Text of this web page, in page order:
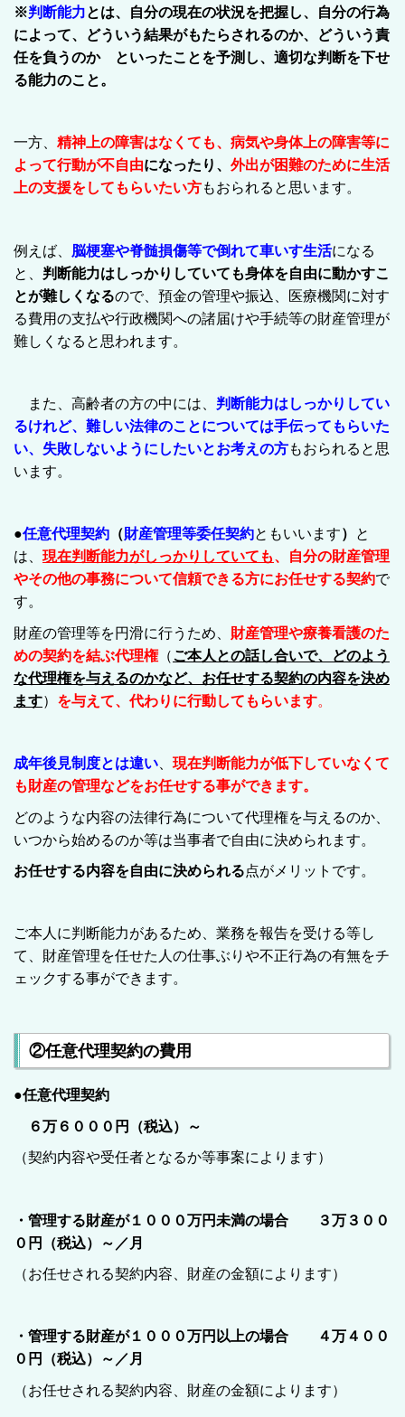
※判断能力とは、自分の現在の状況を把握し、自分の行為
によって、どういう結果がもたらされるのか、どういう責
任を負うのか といったことを予測し、適切な判断を下せ
る能力のこと。
一方、 精神上の障害はなくても、病気や身体上の障害等に
よって行動が不自由になったり、 外出が困難のために生活
上の支援をしてもらいたい方もおられる と思います。
例えば、 脳梗塞や脊髄損傷等で倒れて車いす生活になる
と、 判断能力はしっかりしていても身体を自由に動かすこ
とが難しくなるので、預金の管理や振込、医療機関に対す
る費用の支払や行政機関への諸届けや手続等の財産管理が
難しくなると思われます。
また、高齢者の方の中には、 判断能力はしっかりしてい
るけれど、難しい法律のことについては手伝ってもらいた
い、失敗しないようにしたいとお考えの方もおられると思
います。
●任意代理契約 （財産管理等委任契約ともいいます）
と
は
現在判断能力がしっかりしていても、自分の財産管理
やその他の事務について信頼できる方にお任せする契約で
す。
財産の管理等を円滑に行うため、 財産管理や療養看護のた
めの契約を結ぶ代理権（ご本人との話し合いで、どのよう
な代理権を与えるのかなど、お任せする契約の内容を決め
ます） を与えて、代わりに行動してもらいます。
成年後見制度とは違い
現在判断能力が低下していなくて
も財産の管理などをお任せする事ができます。
どのような内容の法律行為について代理権を与えるのか、
いつから始めるのか等は当事者で自由に決められます。
お任せする内容を自由に決められる点がメリットです。
ご本人に判断能力があるため、業務を報告を受ける等し
て、財産管理を任せた人の仕事ぶりや不正行為の有無をチ
ェックする事ができます。
②任意代理契約の費用
●任意代理契約
６万６０００円（税込） ～
（契約内容や受任者となるか等事案によります）
・管理する財産が１０００万円未満の場合
３万３００
０円（税込）～／月
（お任せされる契約内容、財産の金額によります）
・管理する財産が１０００万円以上の場合
４万４００
０円（税込）～／月
（お任せされる契約内容、財産の金額によります）